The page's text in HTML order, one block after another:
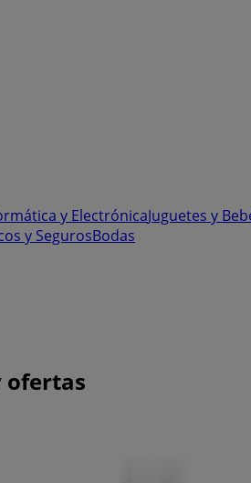
y ElectrónicaJuguetes y
y SegurosBodas
ofertas